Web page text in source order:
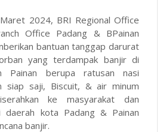
2024, BRI Regional Office
Office Padang & BPainan
bantuan tanggap darurat
yang terdampak banjir di
Painan berupa ratusan nasi
siap saji, Biscuit, & air minum
ke masyarakat dan
daerah kota Padang & Painan
banjir.